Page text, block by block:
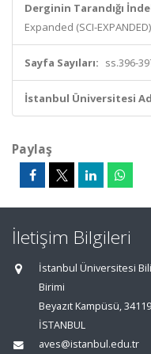
Derginin Tarandığı
Expanded (SCI-EXPANDED)
Sayfa Sayıları: ss.396-
İstanbul Üniversitesi
Paylaş
İletişim Bilgileri
İstanbul Üniversitesi
Birimi
Beyazıt Kampüsü,
İSTANBUL
aves@istanbul.edu.tr